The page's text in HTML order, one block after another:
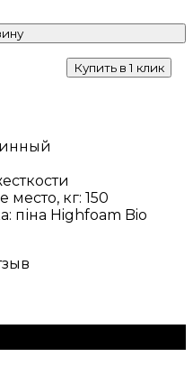
Купить в 1 клик
место, кг: 150
піна Highfoam Bio